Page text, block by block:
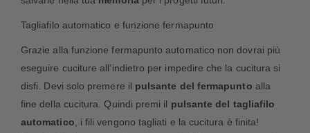
Tagliafilo automatico e funzione fermapunto
Grazie alla funzione fermapunto automatico non dovrai più
eseguire cuciture all’indietro per impedire che la cucitura si
disfi. Devi solo premere il pulsante del fermapunto alla
fine della cucitura. Quindi premi il pulsante del tagliafilo
automatico , i fili vengono tagliati e la cucitura è finita!